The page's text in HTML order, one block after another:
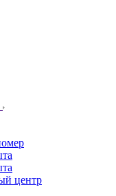
центр